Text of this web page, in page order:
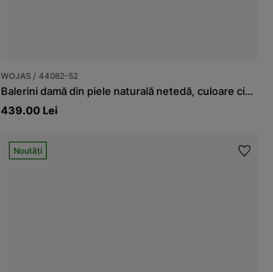
WOJAS / 44082-52
Balerini damă din piele naturală netedă, culoare ciocolată
439.00 Lei
Noutăți